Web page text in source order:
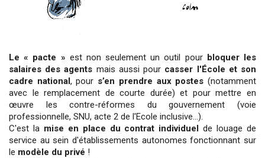
Le « pacte » est non seulement un outil pour bloquer les
salaires des agents mais aussi pour casser l'École et son
cadre national, pour s’en prendre aux postes (notamment
avec le remplacement de courte durée) et pour mettre en
œuvre les contre-réformes du gouvernement (voie
professionnelle, SNU, acte 2 de l'Ecole inclusive…).
C'est la mise en place du contrat individuel de louage de
service au sein d'établissements autonomes fonctionnant sur
le modèle du privé !